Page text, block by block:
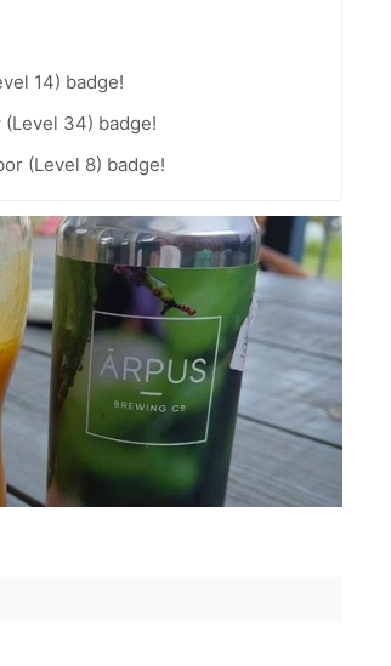
14) badge!
34) badge!
(Level 8) badge!